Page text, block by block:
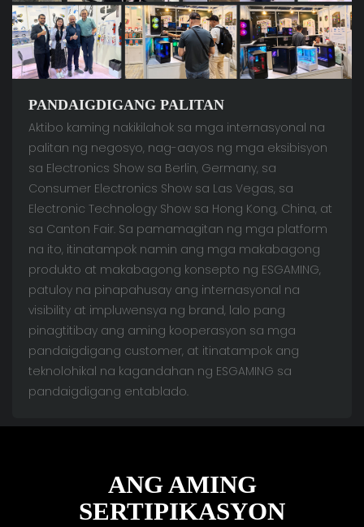
PANDAIGDIGANG PALITAN
Aktibo kaming nakikilahok sa mga internasyonal na
palitan ng negosyo, nag-aayos ng mga eksibisyon
sa Electronics Show sa Berlin, Germany, sa
Consumer Electronics Show sa Las Vegas, sa
Electronic Technology Show sa Hong Kong, China, at
sa Canton Fair. Sa pamamagitan ng mga platform
na ito, itinatampok namin ang mga makabagong
produkto at makabagong konsepto ng ESGAMING,
patuloy na pinapahusay ang internasyonal na
visibility at impluwensya ng brand, lalo pang
pinagtitibay ang aming kooperasyon sa mga
pandaigdigang customer, at itinatampok ang
teknolohikal na kagandahan ng ESGAMING sa
pandaigdigang entablado.
ANG AMING
SERTIPIKASYON